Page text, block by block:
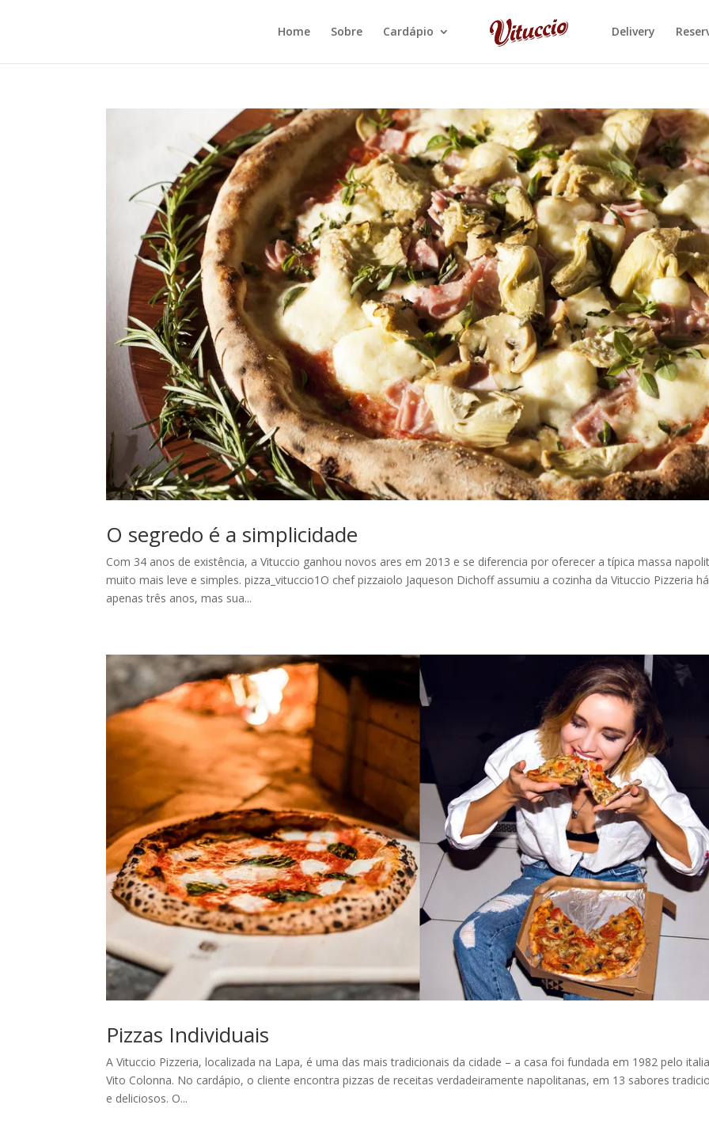
Home Sobre Cardápio Delivery
O segredo é a simplicidade
Com 34 anos de existência, a Vituccio ganhou novos ares em 2013 e se diferencia por oferecer a típica massa
muito mais leve e simples. pizza_vituccio1O chef pizzaiolo Jaqueson Dichoff assumiu a cozinha da Vituccio Pizzeria há
apenas três anos, mas sua...
Pizzas Individuais
A Vituccio Pizzeria, localizada na Lapa, é uma das mais tradicionais da cidade – a casa foi fundada em 1982 pelo
Vito Colonna. No cardápio, o cliente encontra pizzas de receitas verdadeiramente napolitanas, em 13 sabores
e deliciosos. O...